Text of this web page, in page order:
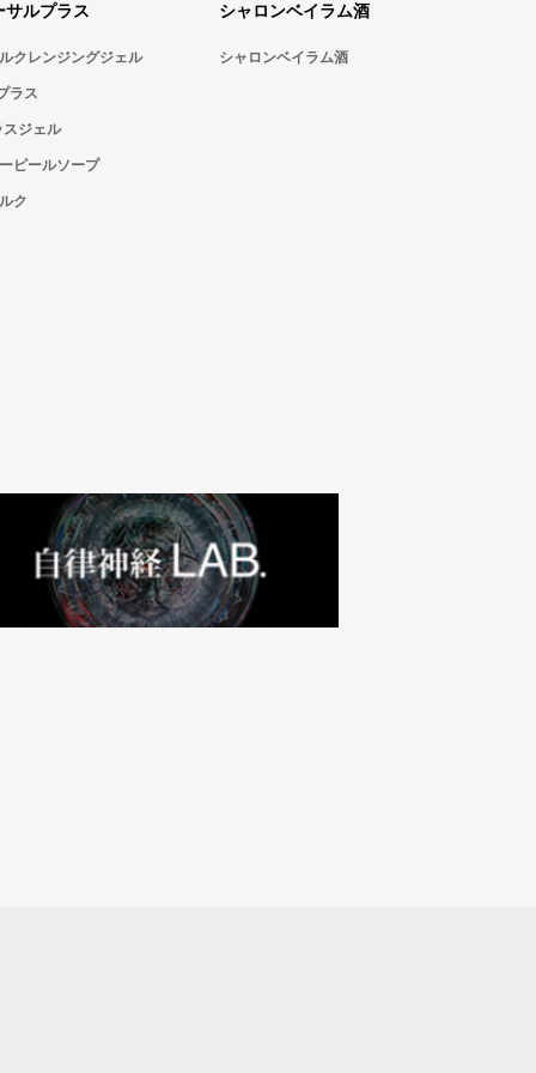
サルプラス
クレンジングジェル
ラス
スジェル
ピールソープ
ク
シャロンベイラム酒
シャロンベイラム酒